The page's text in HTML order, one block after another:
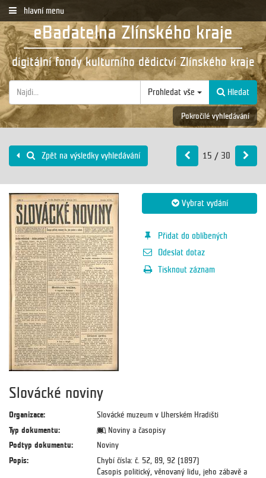
hlavní menu
eBadatelna Zlínského kraje
digitální fondy kulturního dědictví Zlínského kraje
Prohledat vše Hledat
Pokročilé vyhledávání
Zpět na výsledky vyhledávání 15 / 30
Vybrat vydání
Přidat do oblíbených
Odeslat dotaz
Tisknout záznam
Slovácké noviny
Organizace:
Slovácké muzeum v Uherském Hradišti
Typ dokumentu:
Noviny a časopisy
Podtyp dokumentu:
Noviny
Popis:
Chybí čísla: č. 52, 89, 92 (1897)
Časopis politický, věnovaný lidu, jeho zábavě a